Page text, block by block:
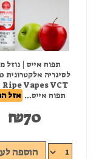
תפוח אייס | נוזל
תפוח אייס... אזל
₪70
הוספה